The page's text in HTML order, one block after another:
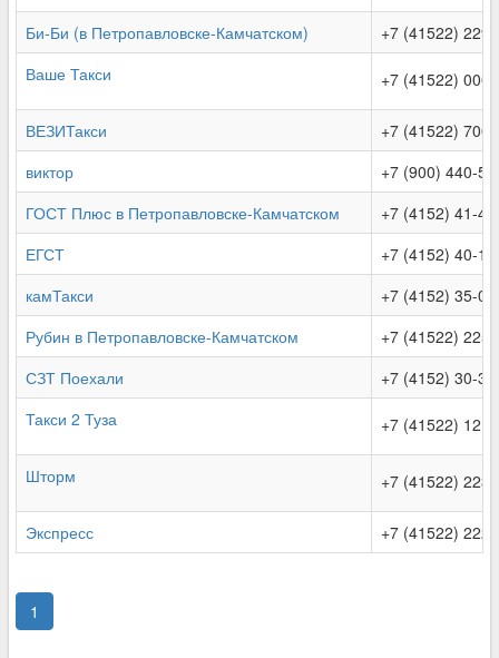
Би-Би (в Петропавловске-Камчатском)
+7 (41522)
Ваше Такси
+7 (41522)
ВЕЗИТакси
+7 (41522)
виктор
+7 (900) 440-
ГОСТ Плюс в Петропавловске-Камчатском
+7 (4152) 41-
ЕГСТ
+7 (4152) 40-
камТакси
+7 (4152) 35-
Рубин в Петропавловске-Камчатском
+7 (41522)
СЗТ Поехали
+7 (4152) 30-
Такси 2 Туза
+7 (41522)
Шторм +7 (41522)
Экспресс +7 (41522)
1